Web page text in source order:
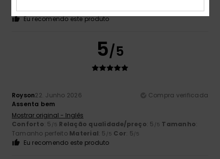
Demasiado grandeMaterial: 4/5 Cor: 5/5
Eu recomendo este produto
5/5
Royson22. Junho 2026
Compra verificada
Assenta bem
Mostrar original - Inglês
Conforto: 5 /5 Relação qualidade/preço: 5 /5 Tamanho:
Tamanho perfeito Material: 5 /5 Cor: 5/5
Eu recomendo este produto